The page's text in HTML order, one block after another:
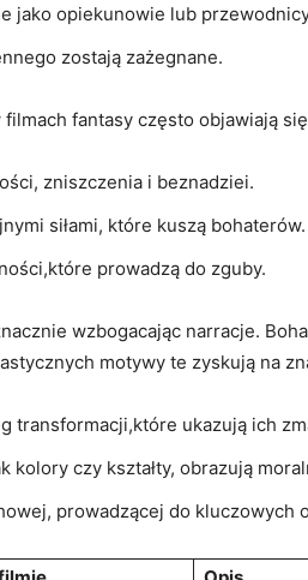
jako opiekunowie lub
zostają zażegnane.
filmach fantasy często objawiają
zniszczenia i beznadziei.
siłami, które kuszą bohaterów.
prowadzą do zguby.
wzbogacając narracje.
motywy te zyskują na
transformacji,które ukazują ich
kolory czy kształty, obrazują
prowadzącej do kluczowych